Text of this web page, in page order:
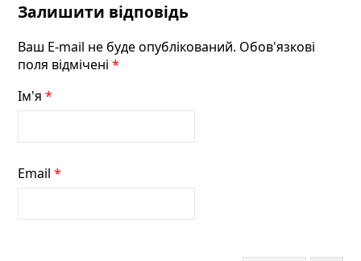
Залишити відповідь
Ваш E-mail не буде опублікований. Обов'язкові
поля відмічені*
Ім'я*
Email*